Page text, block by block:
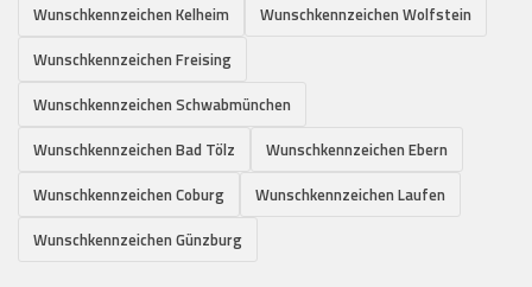
Wunschkennzeichen Kelheim
Wunschkennzeichen Wolfstein
Wunschkennzeichen Freising
Wunschkennzeichen Schwabmünchen
Wunschkennzeichen Bad Tölz
Wunschkennzeichen Ebern
Wunschkennzeichen Coburg
Wunschkennzeichen Laufen
Wunschkennzeichen Günzburg